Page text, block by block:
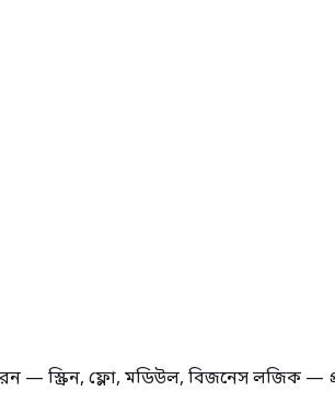
— স্ক্রিন, ফ্লো, মডিউল, বিজনেস লজিক —